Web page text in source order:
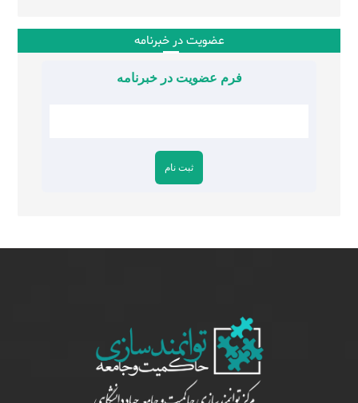
عضویت در خبرنامه
فرم عضویت در خبرنامه